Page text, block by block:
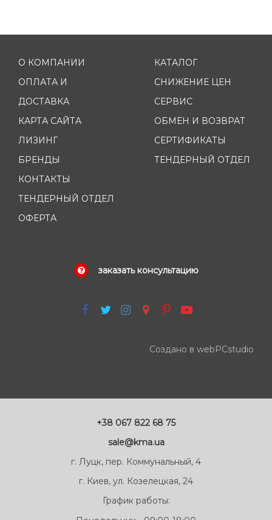
О КОМПАНИИ
ОПЛАТА И
ДОСТАВКА
КАРТА САЙТА
ЛИЗИНГ
БРЕНДЫ
КОНТАКТЫ
ТЕНДЕРНЫЙ ОТДЕЛ
ОФЕРТА
КАТАЛОГ
СНИЖЕНИЕ ЦЕН
СЕРВИС
ОБМЕН И ВОЗВРАТ
СЕРТИФИКАТЫ
ТЕНДЕРНЫЙ ОТДЕЛ
заказать консультацию
Создано в webPCstudio
+38 067 822 68 75
sale@kma.ua
г. Луцк, пер. Коммунальный, 4
г. Киев, ул. Козелецкая, 24
График работы: